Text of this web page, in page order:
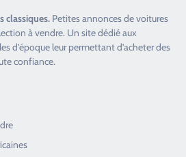
classiques. Petites annonces devoitures
à vendre. Un site dédié aux
d’époque leur permettant d’acheter des
confiance.